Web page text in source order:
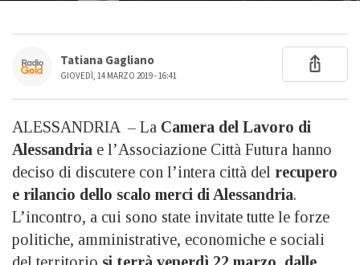
Tatiana Gagliano
GIOVEDÌ, 14 MARZO 2019 - 16:41
ALESSANDRIA – La Camera del Lavoro di
Alessandria e l’Associazione Città Futura hanno
deciso di discutere con l’intera città del recupero
e rilancio dello scalo merci di Alessandria.
L’incontro, a cui sono state invitate tutte le forze
politiche, amministrative, economiche e sociali